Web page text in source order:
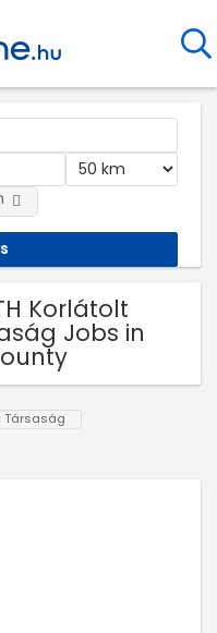
Korlátolt
Jobs in
Társaság